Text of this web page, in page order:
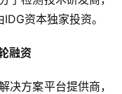
资本独家投资。
融资
决方案平台提供商，